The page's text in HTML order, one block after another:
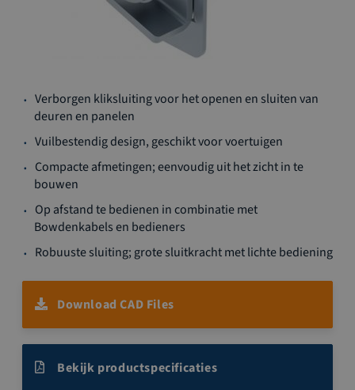
naar
het
begin
de
afbeeldingen-
gallerij
Verborgen kliksluiting voor het openen en sluiten van
deuren en panelen
Vuilbestendig design, geschikt voor voertuigen
Compacte afmetingen; eenvoudig uit het zicht in te
bouwen
Op afstand te bedienen in combinatie met
Bowdenkabels en bedieners
Robuuste sluiting; grote sluitkracht met lichte bediening
Download CAD Files
Bekijk productspecificaties